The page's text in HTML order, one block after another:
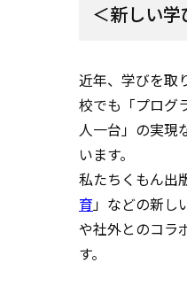
＜新しい
近年、学びを取
校でも「プログ
人一台」の実現
います。
私たちくもん出
育」などの新し
や社外とのコラ
す。